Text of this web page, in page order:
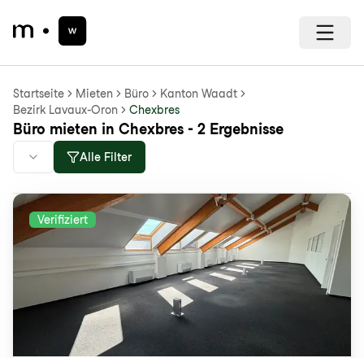
Startseite Mieten Büro
Kanton Waadt
Bezirk Lavaux-Oron
Chexbres
Büro mieten in Chexbres - 2 Ergebnisse
Alle Filter
Verifiziert